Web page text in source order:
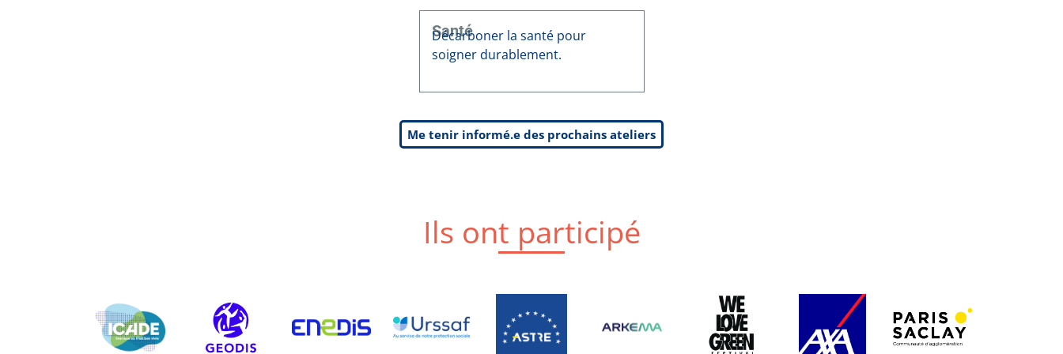
Santé
Décarboner la santé pour
soigner durablement.
Me tenir informé.e des prochains ateliers
Ils ont participé